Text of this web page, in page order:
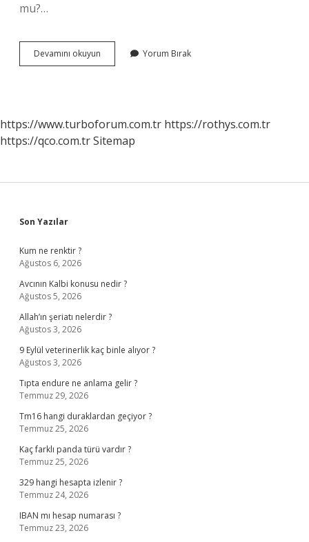
mu?…
Devamını okuyun Okundu
Bilgisini
Olur
Mu
Yorum Bırak
https://www.turboforum.com.tr https://rothys.com.tr
https://qco.com.trSitemap
Sidebar
Son Yazılar
Kum ne renktir ?
Ağustos 6, 2026
Avcının Kalbi konusu nedir ?
Ağustos 5, 2026
Allah’ın şeriatı nelerdir ?
Ağustos 3, 2026
9 Eylül veterinerlik kaç binle alıyor ?
Ağustos 3, 2026
Tıpta endure ne anlama gelir ?
Temmuz 29, 2026
Tm16 hangi duraklardan geçiyor ?
Temmuz 25, 2026
Kaç farklı panda türü vardır ?
Temmuz 25, 2026
329 hangi hesapta izlenir ?
Temmuz 24, 2026
IBAN mı hesap numarası ?
Temmuz 23, 2026